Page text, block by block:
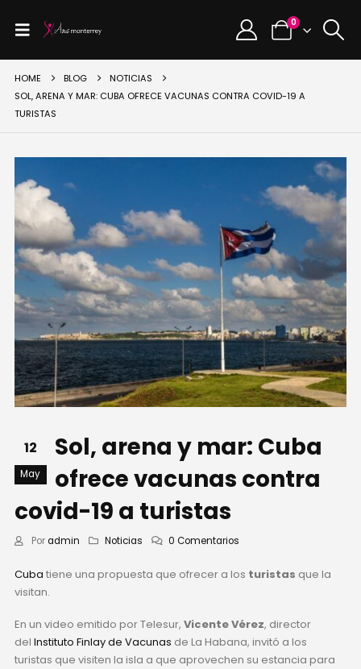
0
HOME BLOG
NOTICIAS
SOL, ARENA Y MAR: CUBA OFRECE VACUNAS CONTRA COVID-19 A
TURISTAS
12
May
Sol, arena y mar: Cuba
ofrece vacunas contra
covid-19 a turistas
Por admin Noticias 0 Comentarios
Cuba tiene una propuesta que ofrecer a los turistas que la
visitan.
En un video emitido por Telesur, Vicente Vérez, director
del Instituto Finlay de Vacunas de La Habana, invitó a los
turistas que visiten la isla a que aprovechen su estancia para